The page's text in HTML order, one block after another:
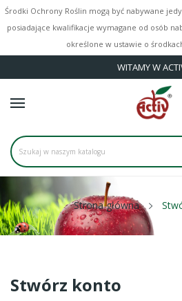
Środki Ochrony Roślin mogą być nabywane
posiadające kwalifikacje wymagane od osób
określone w ustawie o
WITAMY W
Strona główna
Stwórz konto